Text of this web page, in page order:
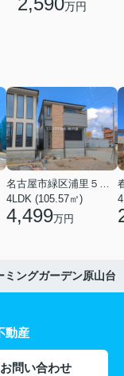
万円
名古屋市緑区浦里５丁目
4LDK (105.57㎡)
4,499万円
ミングガーデン原山台
動産
お問い合わせ